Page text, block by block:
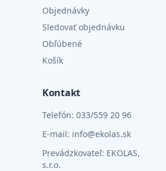
Objednávky
Sledovať objednávku
Obľúbené
Košík
Kontakt
Telefón: 033/559 20 96
E-mail: info@ekolas.sk
Prevádzkovateľ: EKOLAS,
s.r.o.